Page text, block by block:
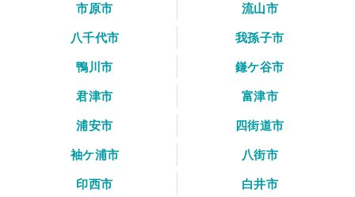
市原市
流山市
八千代市
我孫子市
鴨川市
鎌ケ谷市
君津市
富津市
浦安市
四街道市
袖ケ浦市
八街市
印西市
白井市